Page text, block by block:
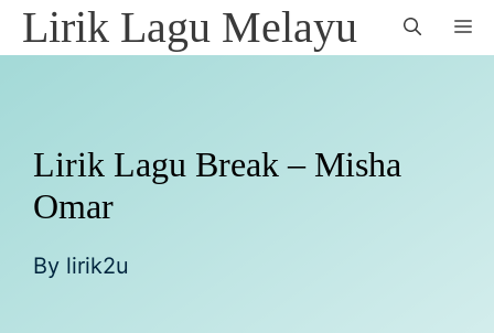
SkipLirik Lagu Melayu
Lirik Lagu Break – Misha
Omar
By lirik2u